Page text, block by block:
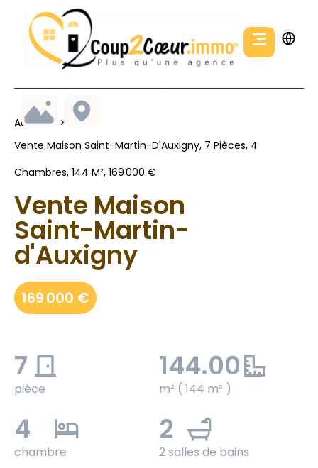
Accueil
Vente Maison Saint-Martin-D'Auxigny, 7 Pièces, 4
Chambres, 144 M², 169 000 €
Vente Maison
Saint-Martin-
d'Auxigny
169 000 €
7
pièce
144.00
m² ( 144 m² )
4
chambre
2
2 salles de bains